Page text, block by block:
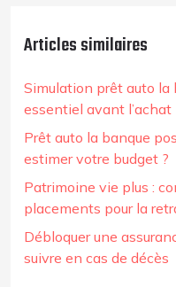
Articles similaires
Simulation prêt auto la
essentiel avant l’achat
Prêt auto la banque
estimer votre budget ?
Patrimoine vie plus :
placements pour la
Débloquer une
suivre en cas de décès